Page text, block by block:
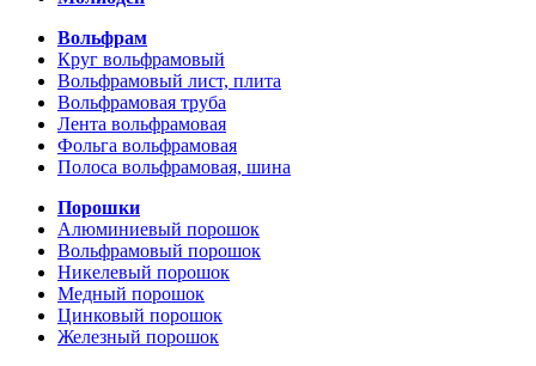
Вольфрам
Круг вольфрамовый
Вольфрамовый лист, плита
Вольфрамовая труба
Лента вольфрамовая
Фольга вольфрамовая
Полоса вольфрамовая, шина
Порошки
Алюминиевый порошок
Вольфрамовый порошок
Никелевый порошок
Медный порошок
Цинковый порошок
Железный порошок